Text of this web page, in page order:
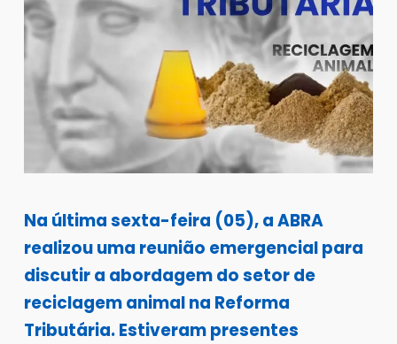
Na última sexta-feira (05), a ABRA
realizou uma reunião emergencial para
discutir a abordagem do setor de
reciclagem animal na Reforma
Tributária. Estiveram presentes